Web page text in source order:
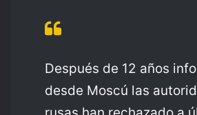
Después de 12 años
desde Moscú las